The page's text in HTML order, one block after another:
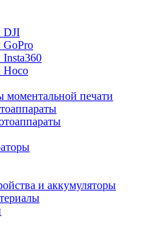
DJI
моментальной печати
и аккумуляторы